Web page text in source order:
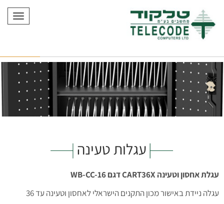
עגלות טעינה
עגלת אחסון וטעינה CART36X דגם WB-CC-16
עגלה ניידת באישור מכון התקנים הישראלי לאחסון וטעינה עד 36